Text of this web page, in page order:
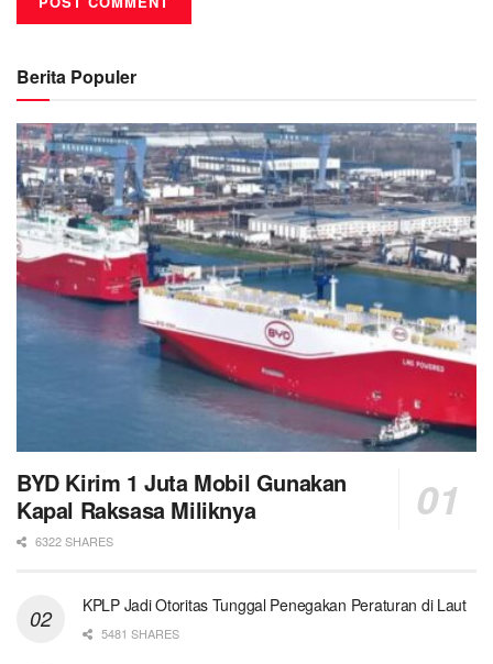
Berita Populer
BYD Kirim 1 Juta Mobil Gunakan
Kapal Raksasa Miliknya
6322 SHARES
KPLP Jadi Otoritas Tunggal Penegakan Peraturan di Laut
5481 SHARES